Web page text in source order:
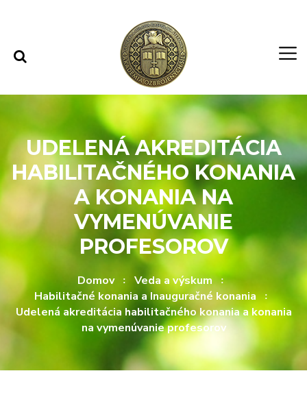
UDELENÁ AKREDITÁCIA
HABILITAČNÉHO KONANIA
A KONANIA NA
VYMENÚVANIE
PROFESOROV
Domov
Veda a výskum
Habilitačné konania a Inauguračné konania
Udelená akreditácia habilitačného konania a konania
na vymenúvanie profesorov